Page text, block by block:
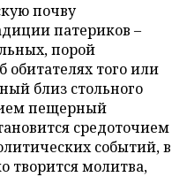
почву
патериков –
порой
обитателях того или
близ стольного
пещерный
средоточием
событий, в
творится молитва,